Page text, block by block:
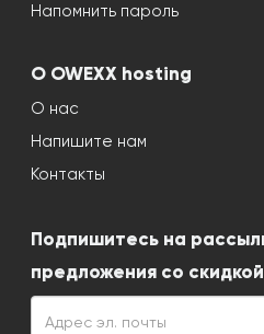
Напомнить пароль
О OWEXX hosting
О нас
Напишите нам
Контакты
Подпишитесь на
предложения со